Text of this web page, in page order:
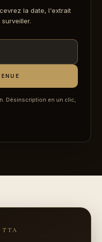
la date, l'extrait
Désinscription en un clic,